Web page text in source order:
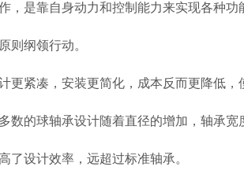
是靠自身动力和控制能力来实现各种
则纲领行动。
紧凑，安装更简化，成本反而更降低，
的球轴承设计随着直径的增加，轴承
设计效率，远超过标准轴承。